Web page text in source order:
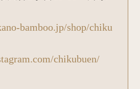
bamboo.jp/shop/chiku
chikubuen/